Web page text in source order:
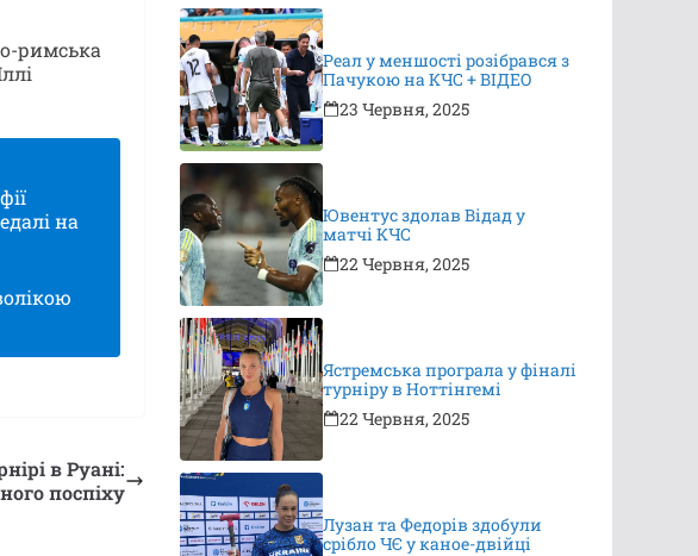
римська
на
в Руані:
поспіху
Реал у меншості розібрався з
Пачукою на КЧС + ВІДЕО
23 Червня, 2025
Ювентус здолав Відад у
матчі КЧС
22 Червня, 2025
Ястремська програла у фіналі
турніру в Ноттінгемі
22 Червня, 2025
Лузан та Федорів здобули
срібло ЧЄ у каное-двійці